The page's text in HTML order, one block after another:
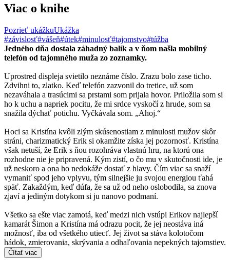
Viac o knihe
Pozrieť ukážkuUkážka
#závislosť#vášeň#útek#minulosť#tajomstvo#túžba
Jedného dňa dostala záhadný balík a v ňom našla mobilný
telefón od tajomného muža zo zoznamky.
Uprostred displeja svietilo neznáme číslo. Zrazu bolo zase ticho.
Zdvihni to, zlatko. Keď telefón zazvonil do tretice, už som
nezaváhala a trasúcimi sa prstami som prijala hovor. Priložila som si
ho k uchu a napriek pocitu, že mi srdce vyskočí z hrude, som sa
snažila dýchať potichu. Vyčkávala som. „Ahoj.“
Hoci sa Kristína kvôli zlým skúsenostiam z minulosti mužov skôr
stráni, charizmatický Erik si okamžite získa jej pozornosť. Kristína
však netuší, že Erik s ňou rozohráva vlastnú hru, na ktorú ona
rozhodne nie je pripravená. Kým zistí, o čo mu v skutočnosti ide, je
už neskoro a ona ho nedokáže dostať z hlavy. Čím viac sa snaží
vymaniť spod jeho vplyvu, tým silnejšie ju svojou energiou ťahá
späť. Zakaždým, keď dúfa, že sa už od neho oslobodila, sa znova
zjaví a jediným dotykom si ju nanovo podmaní.
Všetko sa ešte viac zamotá, keď medzi nich vstúpi Erikov najlepší
kamarát Šimon a Kristína má odrazu pocit, že jej neostáva iná
možnosť, iba od všetkého utiecť. Jej život sa stáva kolotočom
hádok, zmierovania, skrývania a odhaľovania nepekných tajomstiev.
Čítať viac